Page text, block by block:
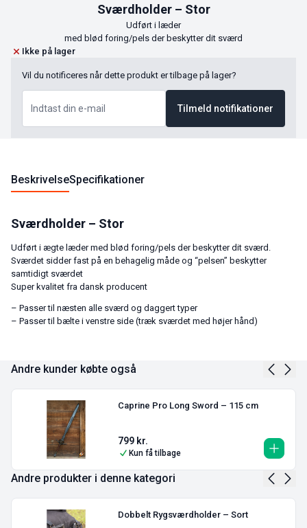
Sværdholder – Stor
Udført i læder
med blød foring/pels der beskytter dit sværd
Ikke på lager
Vil du notificeres når dette produkt er tilbage på lager?
Tilmeld notifikationer
BeskrivelseSpecifikationer
Sværdholder – Stor
Udført i ægte læder med blød foring/pels der beskytter dit sværd.
Sværdet sidder fast på en behagelig måde og “pelsen” beskytter
samtidigt sværdet
Super kvalitet fra dansk producent
– Passer til næsten alle sværd og daggert typer
– Passer til bælte i venstre side (træk sværdet med højer hånd)
Andre kunder købte også
Caprine Pro Long Sword – 115 cm
799 kr.
Kun få tilbage
Andre produkter i denne kategori
Dobbelt Rygsværdholder – Sort